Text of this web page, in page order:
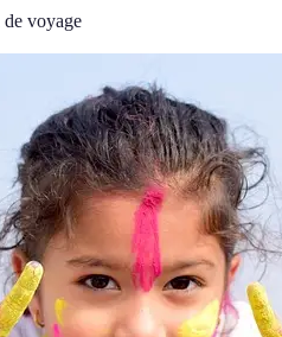
voyage